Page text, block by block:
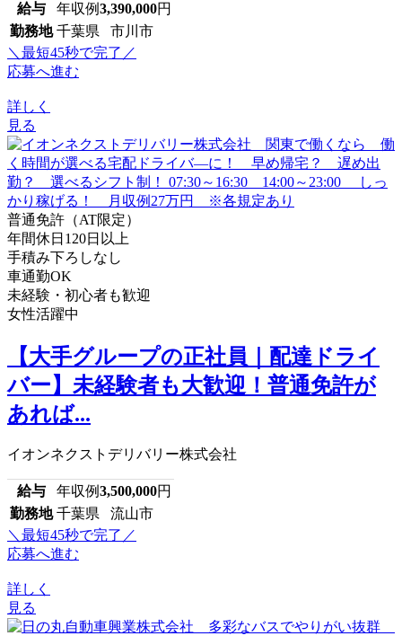
給与 年収例3,390,000円
勤務地 千葉県 市川市
＼最短45秒で完了／
応募へ進む
詳しく
見る
普通免許（AT限定）
年間休日120日以上
手積み下ろしなし
車通勤OK
未経験・初心者も歓迎
女性活躍中
【大手グループの正社員｜配達ドライ
バー】未経験者も大歓迎！普通免許が
あれば...
イオンネクストデリバリー株式会社
給与 年収例3,500,000円
勤務地 千葉県 流山市
＼最短45秒で完了／
応募へ進む
詳しく
見る